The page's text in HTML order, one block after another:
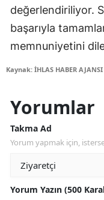
değerlendiriliyor.
başarıyla
memnuniyetini
Kaynak: İHLAS HABER AJANSI
Yorumlar
Takma Ad
Yorum yapmak için,
Yorum Yazın (500